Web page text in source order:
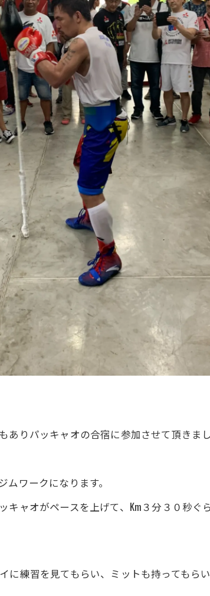
りパッキャオの合宿に参加させて頂きまし
ワークになります。
キャオがペースを上げて、Km３分３０秒
練習を見てもらい、ミットも持ってもらい